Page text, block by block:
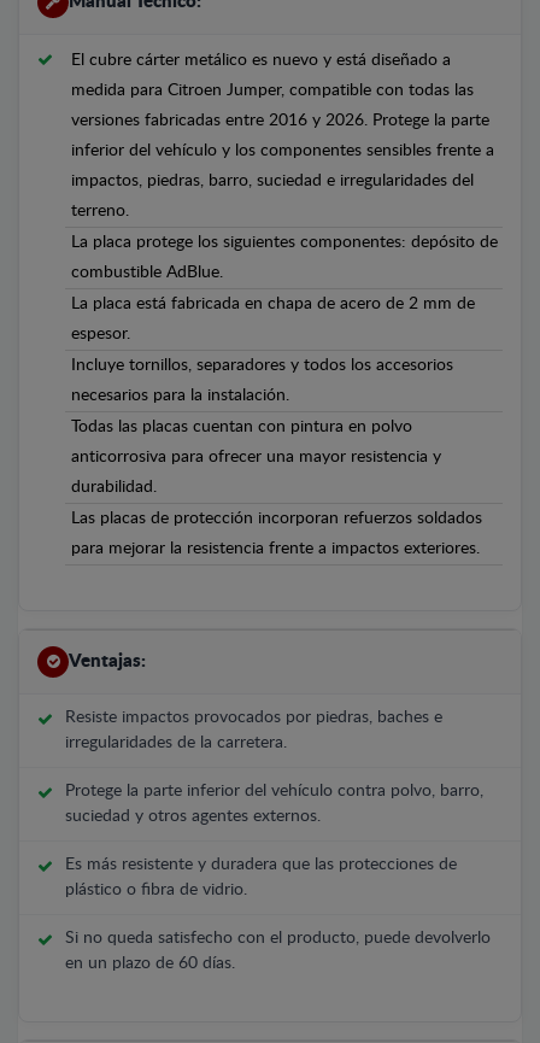
El cubre cárter metálico es nuevo y está diseñado a
medida para Citroen Jumper, compatible con todas las
versiones fabricadas entre 2016 y 2026. Protege la parte
inferior del vehículo y los componentes sensibles frente a
impactos, piedras, barro, suciedad e irregularidades del
terreno.
La placa protege los siguientes componentes: depósito de
combustible AdBlue.
La placa está fabricada en chapa de acero de 2 mm de
espesor.
Incluye tornillos, separadores y todos los accesorios
necesarios para la instalación.
Todas las placas cuentan con pintura en polvo
anticorrosiva para ofrecer una mayor resistencia y
durabilidad.
Las placas de protección incorporan refuerzos soldados
para mejorar la resistencia frente a impactos exteriores.
Ventajas:
Resiste impactos provocados por piedras, baches e
irregularidades de la carretera.
Protege la parte inferior del vehículo contra polvo, barro,
suciedad y otros agentes externos.
Es más resistente y duradera que las protecciones de
plástico o fibra de vidrio.
Si no queda satisfecho con el producto, puede devolverlo
en un plazo de 60 días.